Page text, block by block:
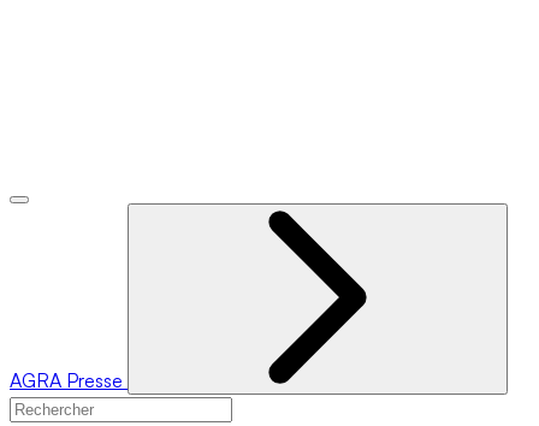
AGRA Presse